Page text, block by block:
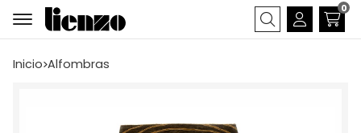
Buscar
0
Inicio alfombras